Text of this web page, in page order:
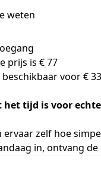
weten
prijs is € 77
voor € 33
het tijd is voor
ervaar zelf hoe
in, ontvang